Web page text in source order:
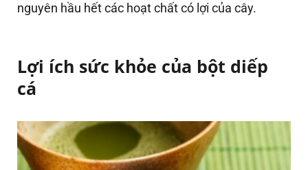
nguyên hầu hết các hoạt chất có lợi của cây.
Lợi ích sức khỏe của bột diếp
cá